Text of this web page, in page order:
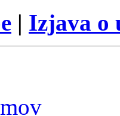
| Izjava o